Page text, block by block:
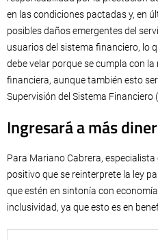
en las condiciones pactadas y, en
posibles daños emergentes del
usuarios del sistema financiero, lo
debe velar porque se cumpla con
financiera, aunque también esto
Supervisión del Sistema Financiero
Ingresará a más
Para Mariano Cabrera,
positivo que se reinterprete la ley
que estén en sintonía con
inclusividad, ya que esto es en